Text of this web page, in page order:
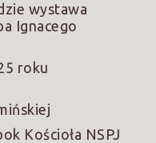
wystawa
Ignacego
roku
Kościoła NSPJ